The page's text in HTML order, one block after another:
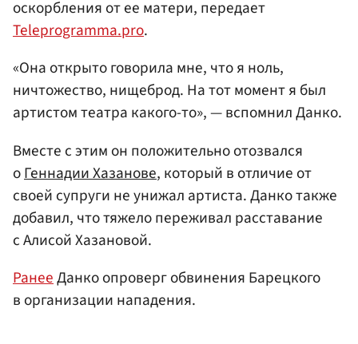
оскорбления от ее матери, передает
Teleprogramma.pro.
«Она открыто говорила мне, что я ноль,
ничтожество, нищеброд. На тот момент я был
артистом театра какого-то», — вспомнил Данко.
Вместе с этим он положительно отозвался
оГеннадии Хазанове, который в отличие от
своей супруги не унижал артиста. Данко также
добавил, что тяжело переживал расставание
с Алисой Хазановой.
РанееДанко опроверг обвинения Барецкого
в организации нападения.